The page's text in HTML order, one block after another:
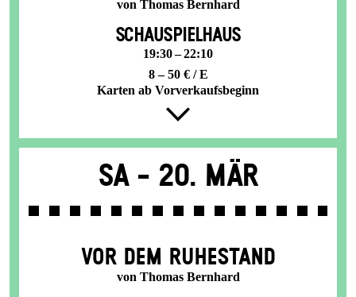
von Thomas Bernhard
SCHAUSPIELHAUS
19:30 – 22:10
8 – 50 € / E
Karten ab Vorverkaufsbeginn
Sa - 20. Mär
VOR DEM RUHESTAND
von Thomas Bernhard